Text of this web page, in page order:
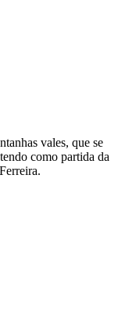
vales, que se
como partida da